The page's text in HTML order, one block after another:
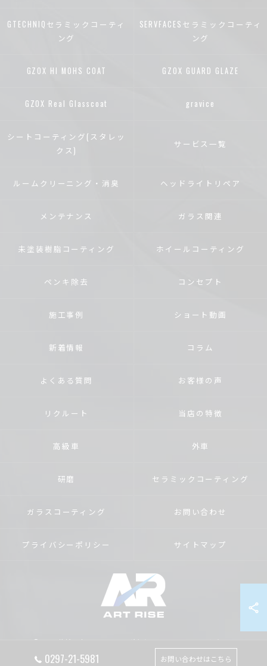
0297-21-5981 お問い合わせはこちら
GTECHNIQセラミックコーティ
ング
SERVFACESセラミックコーティ
ング
GZOX HI MOHS COAT GZOX GUARD GLAZE
GZOX Real Glasscoat gravice
シートコーティング(スタレッ
クス)
サービス一覧
ルームクリーニング・消臭 ヘッドライトリペア
メンテナンス ガラス関連
未塗装樹脂コーティング ホイールコーティング
ペンキ除去 コンセプト
施工事例 ショート動画
新着情報 コラム
よくある質問 お客様の声
リクルート 当店の特徴
高級車 外車
研磨 セラミックコーティング
ガラスコーティング お問い合わせ
プライバシーポリシー サイトマップ
© 2026 茨城のカーコーティングならART RISE アートライズ ALL RIGHTS